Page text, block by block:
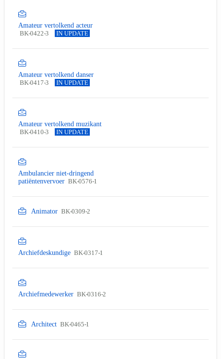
Amateur vertolkend acteur
BK-0422-3
IN UPDATE
Amateur vertolkend danser
BK-0417-3
IN UPDATE
Amateur vertolkend muzikant
BK-0410-3
IN UPDATE
Ambulancier niet-dringend
patiëntenvervoer BK-0576-1
Animator BK-0309-2
Archiefdeskundige BK-0317-1
Archiefmedewerker BK-0316-2
Architect BK-0465-1